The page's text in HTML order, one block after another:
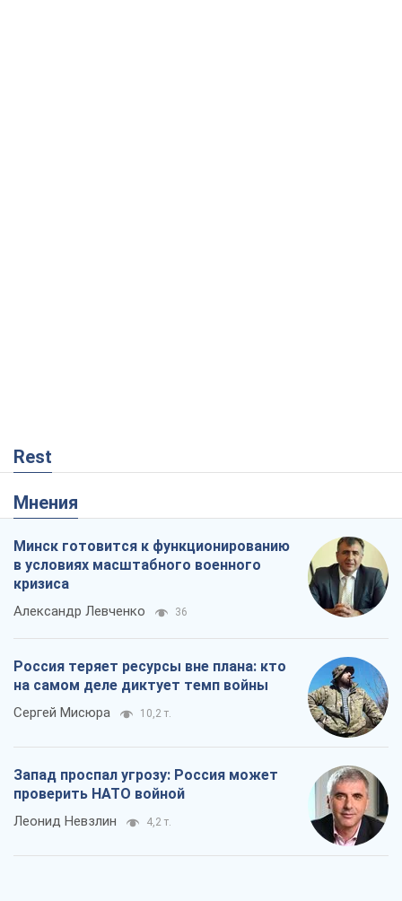
Rest
Мнения
Минск готовится к функционированию
в условиях масштабного военного
кризиса
Александр Левченко 36
Россия теряет ресурсы вне плана: кто
на самом деле диктует темп войны
Сергей Мисюра 10,2 т.
Запад проспал угрозу: Россия может
проверить НАТО войной
Леонид Невзлин 4,2 т.